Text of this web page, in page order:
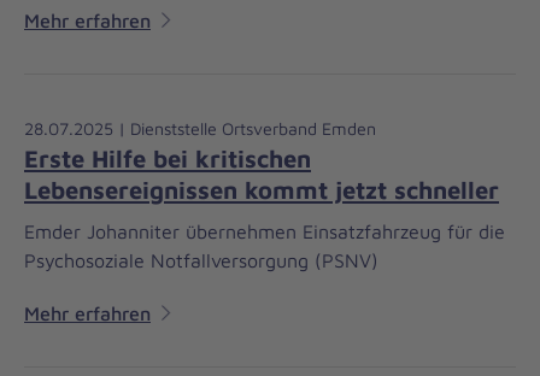
Mehr erfahren
28.07.2025 | Dienststelle Ortsverband Emden
Erste Hilfe bei kritischen
Lebensereignissen kommt jetzt schneller
Emder Johanniter übernehmen Einsatzfahrzeug für die
Psychosoziale Notfallversorgung (PSNV)
Mehr erfahren